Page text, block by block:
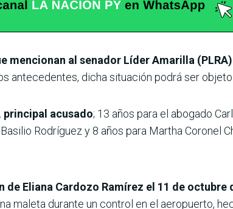
mencionan al senador Líder Amarilla (PLRA)
antecedentes, dicha situación podrá ser
principal acusado; 13 años para el abogado
Rodríguez y 8 años para Martha Coronel
Eliana Cardozo Ramírez el 11 de octubre
maleta durante un control en el aeropuerto,